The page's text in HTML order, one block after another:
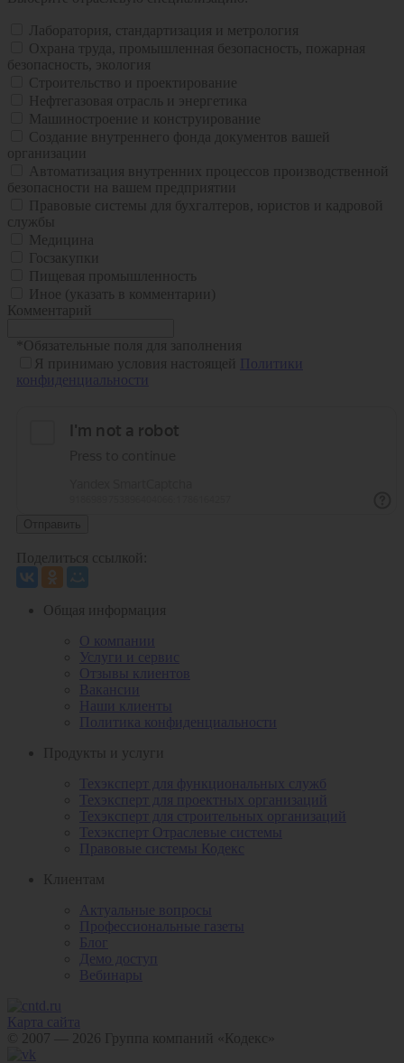
Лаборатория, стандартизация и метрология
Охрана труда, промышленная безопасность, пожарная
безопасность, экология
Строительство и проектирование
Нефтегазовая отрасль и энергетика
Машиностроение и конструирование
Создание внутреннего фонда документов вашей
организации
Автоматизация внутренних процессов производственной
безопасности на вашем предприятии
Правовые системы для бухгалтеров, юристов и кадровой
службы
Медицина
Госзакупки
Пищевая промышленность
Иное (указать в комментарии)
Комментарий
Обязательные поля для заполнения
Я принимаю условия настоящей Политики
конфиденциальности
Поделиться ссылкой:
Общая информация
О компании
Услуги и сервис
Отзывы клиентов
Вакансии
Наши клиенты
Политика конфиденциальности
Продукты и услуги
Техэксперт для функциональных служб
Техэксперт для проектных организаций
Техэксперт для строительных организаций
Техэксперт Отраслевые системы
Правовые системы Кодекс
Клиентам
Актуальные вопросы
Профессиональные газеты
Блог
Демо доступ
Вебинары
Карта сайта
© 2007 — 2026 Группа компаний «Кодекс»